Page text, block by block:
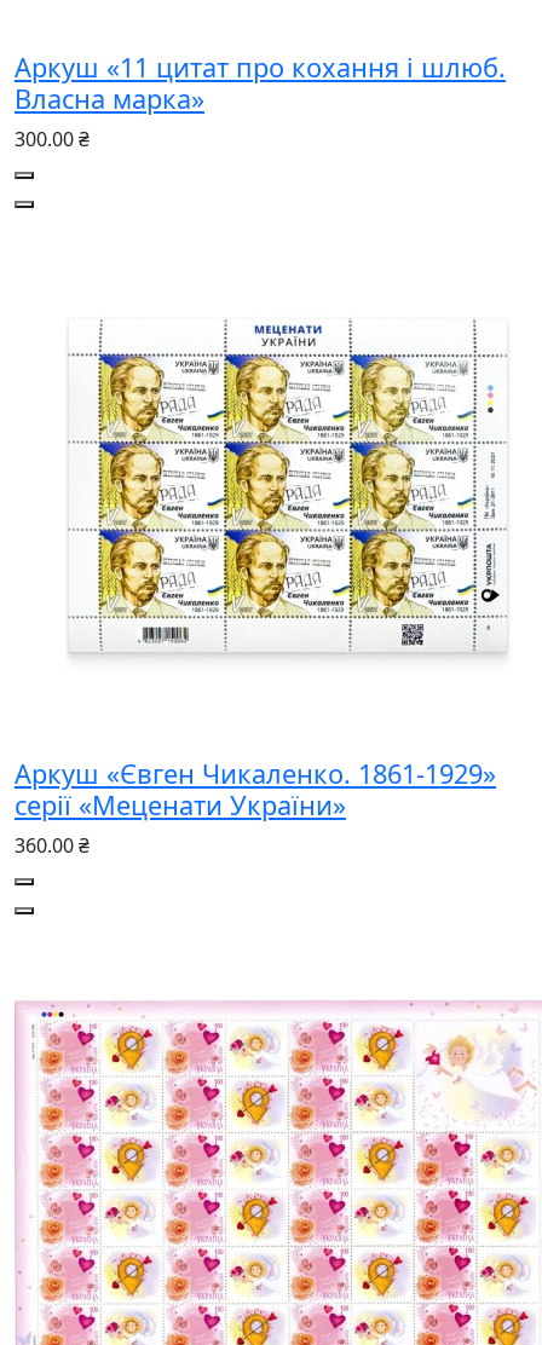
Аркуш «11 цитат про кохання і шлюб.
Власна марка»
300.00 ₴
Аркуш «Євген Чикаленко. 1861-1929»
серії «Меценати України»
360.00 ₴